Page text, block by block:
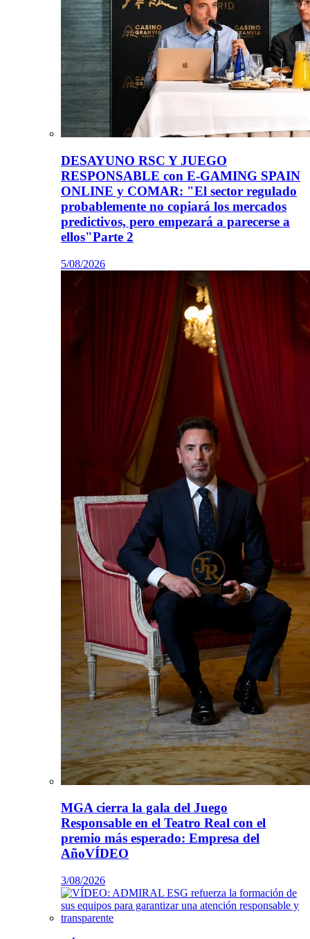
DESAYUNO RSC Y JUEGO
RESPONSABLE con E-GAMING SPAIN
ONLINE y COMAR: "El sector regulado
probablemente no copiará los mercados
predictivos, pero empezará a parecerse a
ellos"Parte 2
5/08/2026
MGA cierra la gala del Juego
Responsable en el Teatro Real con el
premio más esperado: Empresa del
AñoVÍDEO
3/08/2026